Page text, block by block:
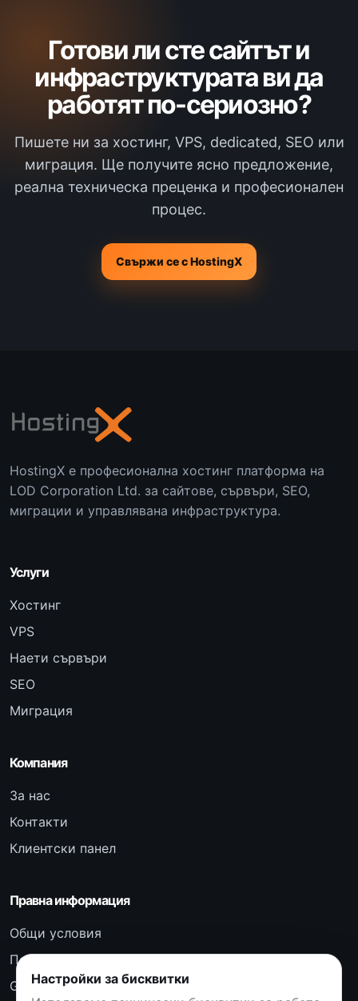
Готови ли сте сайтът и
инфраструктурата ви да
работят по-сериозно?
Пишете ни за хостинг, VPS, dedicated, SEO или
миграция. Ще получите ясно предложение,
реална техническа преценка и професионален
процес.
Свържи се с HostingX
HostingX е професионална хостинг платформа на
LOD Corporation Ltd. за сайтове, сървъри, SEO,
миграции и управлявана инфраструктура.
Услуги
Хостинг
VPS
Наети сървъри
SEO
Миграция
Компания
За нас
Контакти
Клиентски панел
Правна информация
Общи условия
Поверителност
GDPRНастройки за бисквитки